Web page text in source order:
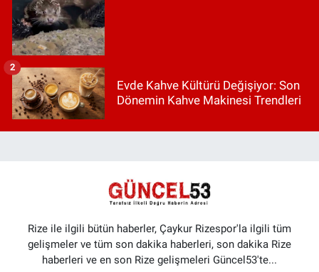
Evde Kahve Kültürü Değişiyor: Son
Dönemin Kahve Makinesi Trendleri
2
Rize ile ilgili bütün haberler, Çaykur Rizespor'la ilgili tüm
gelişmeler ve tüm son dakika haberleri, son dakika Rize
haberleri ve en son Rize gelişmeleri Güncel53'te...